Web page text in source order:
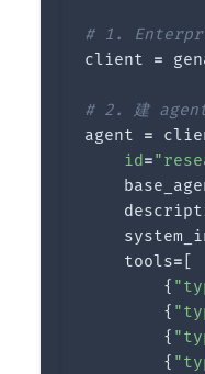
client =
agent
=
id=
tools=
{
{
{
{